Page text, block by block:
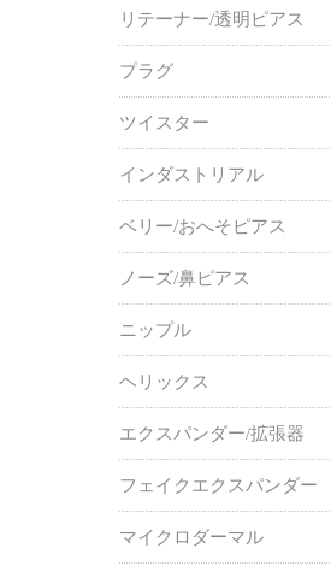
リテーナー/透明ピアス
プラグ
ツイスター
インダストリアル
ベリー/おへそピアス
ノーズ/鼻ピアス
ニップル
ヘリックス
エクスパンダー/拡張器
フェイクエクスパンダー
マイクロダーマル